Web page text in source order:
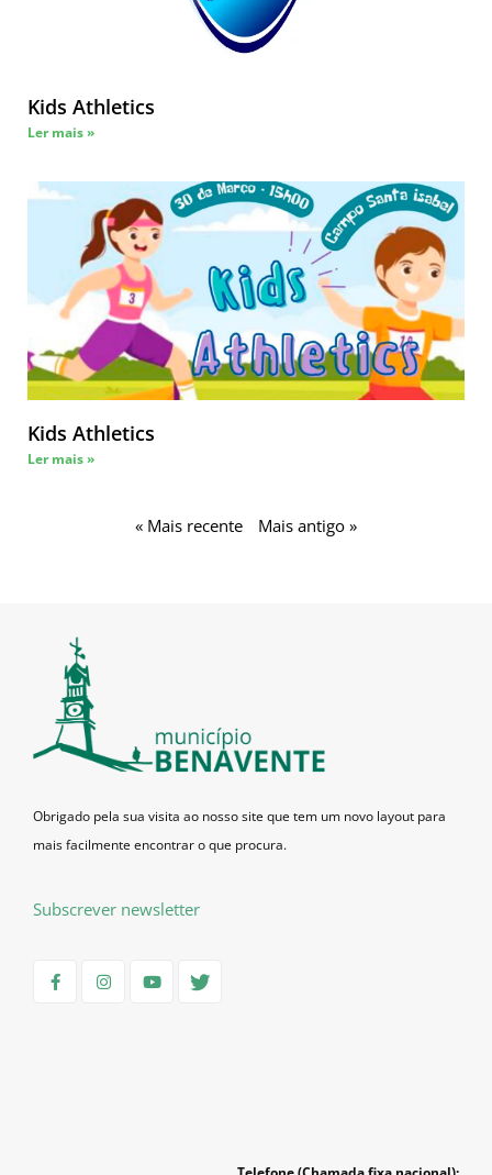
Kids Athletics
Ler mais »
Kids Athletics
Ler mais »
« Mais recente Mais antigo »
Obrigado pela sua visita ao nosso site que tem um novo layout para
mais facilmente encontrar o que procura.
Subscrever newsletter